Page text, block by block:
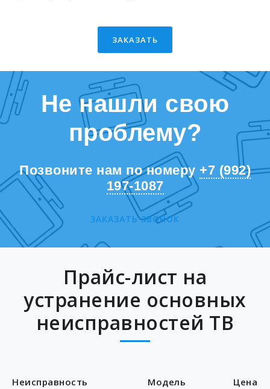
ЗАКАЗАТЬ
Не нашли свою
проблему?
Позвоните нам по номеру +7 (992)
197-1087
ЗАКАЗАТЬ ЗВОНОК
Прайс-лист на
устранение основных
неисправностей ТВ
Неисправность Модель
Цена